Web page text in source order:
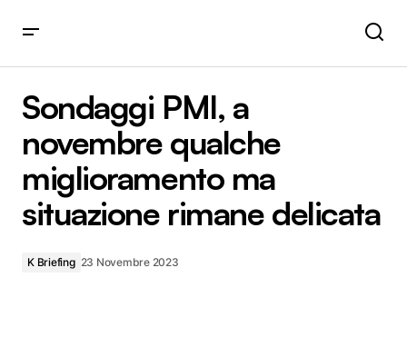
situazione rimane delicata
Sondaggi PMI, a
novembre qualche
miglioramento ma
situazione rimane delicata
K Briefing 23 Novembre 2023